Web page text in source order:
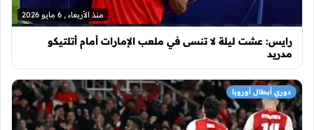
منذ الأربعاء , 6 مايو 2026
رايس: عشت ليلة لا تنسى في ملعب الإمارات أمام أتلتيكو
مدريد
دوري أبطال أوروبا